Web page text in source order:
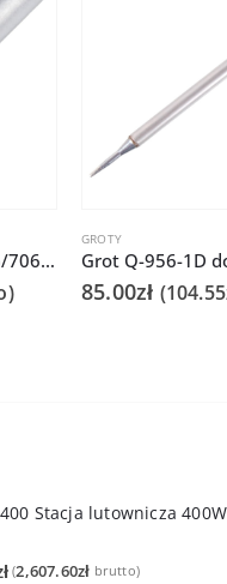
Grot Q-T-B do Quick 236/706/936A/3104/3102/TS1100
GROTY
85.00zł (104.55
Stacja lutownicza 400W
(2,607.60zł brutto)